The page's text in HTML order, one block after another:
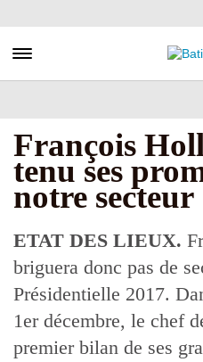
au
principal
Toggle navigation
François
tenu ses
notre secteur
ETAT DES LIEUX.
briguera donc pas de
Présidentielle 2017.
1er décembre, le chef
premier bilan de ses